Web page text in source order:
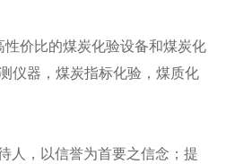
价比的煤炭化验设备和煤炭化
仪器，煤炭指标化验，煤质化
，以信誉为首要之信念；提